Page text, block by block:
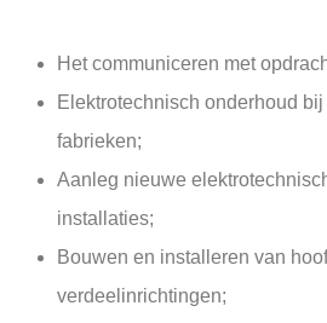
Het communiceren met
Elektrotechnisch onderhoud
fabrieken;
Aanleg nieuwe
installaties;
Bouwen en installeren van
verdeelinrichtingen;